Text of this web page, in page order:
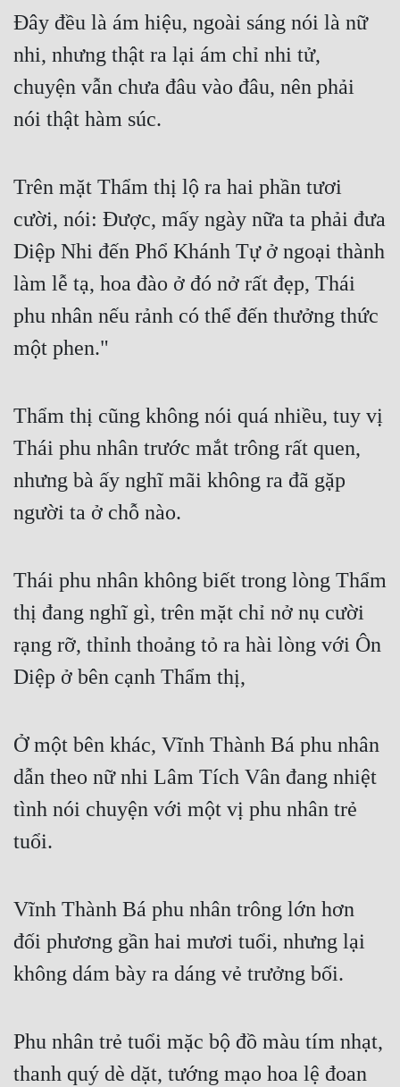
Tu Chân
Tu Tiên
Tội Phạm
Vô Địch
Võng Du
Xuyên Không
Xuyên Sách
Xuyên Thư
Đô Thị
Đông Phương
Đông Phương Huyền Huyễn
Đồng Nhân
Cẩu Đạo Trường Sinh
Ngự Thú
Truyện Nam
Truyện Nữ
Xây Dựng Thế Lực
Đam Mỹ
Đẹp
Tính Cách Nhân Vật :
Điềm Đạm
Đây đều là ám hiệu, ngoài sáng nói là nữ
nhi, nhưng thật ra lại ám chỉ nhi tử,
chuyện vẫn chưa đâu vào đâu, nên phải
nói thật hàm súc.
Trên mặt Thẩm thị lộ ra hai phần tươi
cười, nói: Được, mấy ngày nữa ta phải đưa
Diệp Nhi đến Phổ Khánh Tự ở ngoại thành
làm lễ tạ, hoa đào ở đó nở rất đẹp, Thái
phu nhân nếu rảnh có thể đến thưởng thức
một phen."
Thẩm thị cũng không nói quá nhiều, tuy vị
Thái phu nhân trước mắt trông rất quen,
nhưng bà ấy nghĩ mãi không ra đã gặp
người ta ở chỗ nào.
Thái phu nhân không biết trong lòng Thẩm
thị đang nghĩ gì, trên mặt chỉ nở nụ cười
rạng rỡ, thỉnh thoảng tỏ ra hài lòng với Ôn
Diệp ở bên cạnh Thẩm thị,
Ở một bên khác, Vĩnh Thành Bá phu nhân
dẫn theo nữ nhi Lâm Tích Vân đang nhiệt
tình nói chuyện với một vị phu nhân trẻ
tuổi.
Vĩnh Thành Bá phu nhân trông lớn hơn
đối phương gần hai mươi tuổi, nhưng lại
không dám bày ra dáng vẻ trưởng bối.
Phu nhân trẻ tuổi mặc bộ đồ màu tím nhạt,
thanh quý dè dặt, tướng mạo hoa lệ đoan